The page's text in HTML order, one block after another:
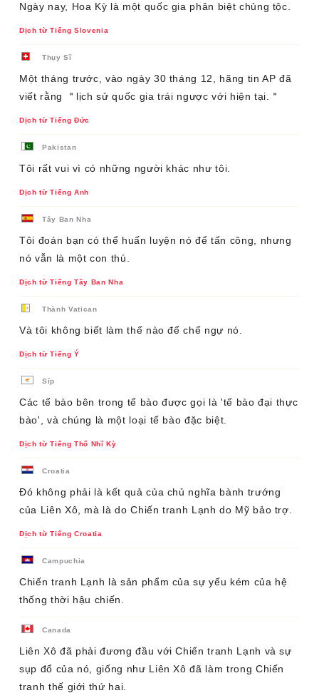
Ngày nay, Hoa Kỳ là một quốc gia phân biệt chủng tộc.
Dịch từ Tiếng Slovenia
Thụy Sĩ
Một tháng trước, vào ngày 30 tháng 12, hãng tin AP đã
viết rằng ＂lịch sử quốc gia trái ngược với hiện tại.＂
Dịch từ Tiếng Đức
Pakistan
Tôi rất vui vì có những người khác như tôi.
Dịch từ Tiếng Anh
Tây Ban Nha
Tôi đoán bạn có thể huấn luyện nó để tấn công, nhưng
nó vẫn là một con thú.
Dịch từ Tiếng Tây Ban Nha
Thành Vatican
Và tôi không biết làm thế nào để chế ngự nó.
Dịch từ Tiếng Ý
Síp
Các tế bào bên trong tế bào được gọi là 'tế bào đại thực
bào', và chúng là một loại tế bào đặc biệt.
Dịch từ Tiếng Thổ Nhĩ Kỳ
Croatia
Đó không phải là kết quả của chủ nghĩa bành trướng
của Liên Xô, mà là do Chiến tranh Lạnh do Mỹ bảo trợ.
Dịch từ Tiếng Croatia
Campuchia
Chiến tranh Lạnh là sản phẩm của sự yếu kém của hệ
thống thời hậu chiến.
Canada
Liên Xô đã phải đương đầu với Chiến tranh Lạnh và sự
sụp đổ của nó, giống như Liên Xô đã làm trong Chiến
tranh thế giới thứ hai.